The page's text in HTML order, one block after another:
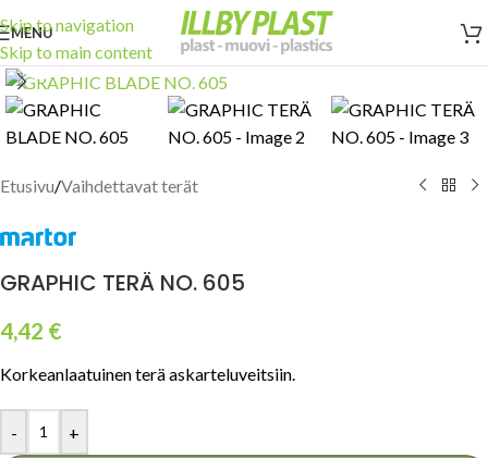
Skip to navigation
Skip to main content
MENU
Click to enlarge
Etusivu/Vaihdettavat terät
GRAPHIC TERÄ NO. 605
4,42 €
Korkeanlaatuinen terä askarteluveitsiin.
- +